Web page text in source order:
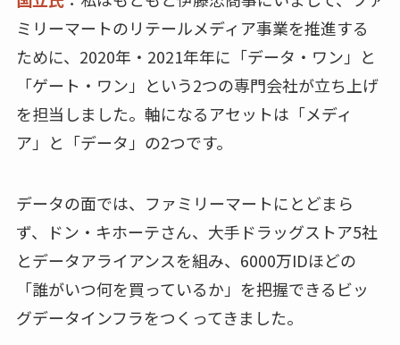
ミリーマートのリテールメディア事業を推進する
ために、2020年・2021年年に「データ・ワン」と
「ゲート・ワン」という2つの専門会社が立ち上げ
を担当しました。軸になるアセットは「メディ
ア」と「データ」の2つです。
データの面では、ファミリーマートにとどまら
ず、ドン・キホーテさん、大手ドラッグストア5社
とデータアライアンスを組み、6000万IDほどの
「誰がいつ何を買っているか」を把握できるビッ
グデータインフラをつくってきました。